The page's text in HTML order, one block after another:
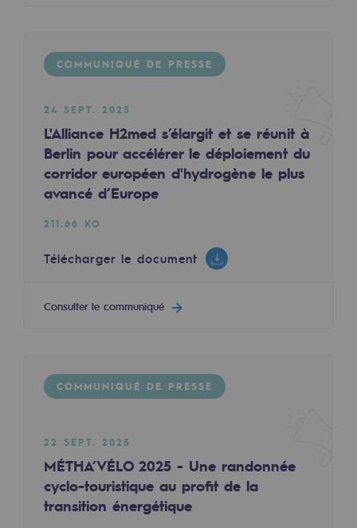
Acteur engagé
Responsabilité environnementale
Responsabilité environnementale
BE POSITIF, le programme de
Décarbonation : une priorité
Gestion de l'énergie
Gestion des impacts
Responsabilité sociale et
Energiz Mouv
Energiz Mouv
COMMUNIQUÉ DE PRESSE
24 SEPT. 2025
L'Alliance H2med s’élargit et se réunit à
Berlin pour accélérer le déploiement du
corridor européen d'hydrogène le plus
avancé d’Europe
211.66 KO
Télécharger le document
Consulter le communiqué
COMMUNIQUÉ DE PRESSE
22 SEPT. 2025
MÉTHA’VÉLO 2025 - Une randonnée
cyclo-touristique au profit de la
transition énergétique